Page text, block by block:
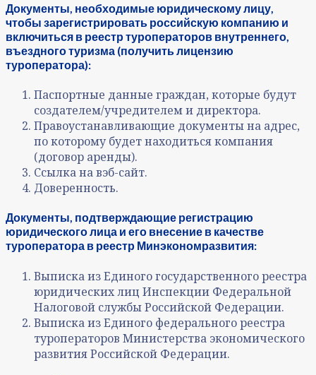
Документы, необходимые юридическому лицу,
чтобы зарегистрировать российскую компанию и
включиться в реестр туроператоров внутреннего,
въездного туризма (получить лицензию
туроператора):
Паспортные данные граждан, которые будут
создателем/учредителем и директора.
Правоустанавливающие документы на адрес,
по которому будет находиться компания
(договор аренды).
Ссылка на вэб-сайт.
Доверенность.
Документы, подтверждающие регистрацию
юридического лица и его внесение в качестве
туроператора в реестр Минэкономразвития:
Выписка из Единого государственного реестра
юридических лиц Инспекции Федеральной
Налоговой службы Российской Федерации.
Выписка из Единого федерального реестра
туроператоров Министерства экономического
развития Российской Федерации.